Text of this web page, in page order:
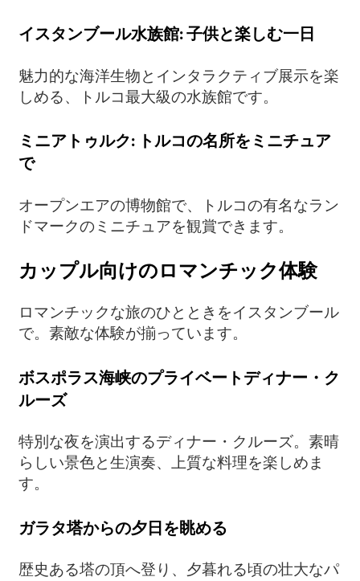
イスタンブール水族館: 子供と楽しむ一日
魅力的な海洋生物とインタラクティブ展示を楽
しめる、トルコ最大級の水族館です。
ミニアトゥルク: トルコの名所をミニチュア
で
オープンエアの博物館で、トルコの有名なラン
ドマークのミニチュアを観賞できます。
カップル向けのロマンチック体験
ロマンチックな旅のひとときをイスタンブール
で。素敵な体験が揃っています。
ボスポラス海峡のプライベートディナー・ク
ルーズ
特別な夜を演出するディナー・クルーズ。素晴
らしい景色と生演奏、上質な料理を楽しめま
す。
ガラタ塔からの夕日を眺める
歴史ある塔の頂へ登り、夕暮れる頃の壮大なパ